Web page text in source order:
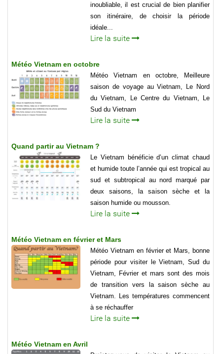
inoubliable, il est crucial de bien planifier
son itinéraire, de choisir la période
idéale...
Lire la suite
Météo Vietnam en octobre
Météo Vietnam en octobre, Meilleure
saison de voyage au Vietnam, Le Nord
du Vietnam, Le Centre du Vietnam, Le
Sud du Vietnam
Lire la suite
Quand partir au Vietnam ?
Le Vietnam bénéficie d’un climat chaud
et humide toute l’année qui est tropical au
sud et subtropical au nord marqué par
deux saisons, la saison sèche et la
saison humide ou mousson.
Lire la suite
Météo Vietnam en février et Mars
Météo Vietnam en février et Mars, bonne
période pour visiter le Vietnam, Sud du
Vietnam, Février et mars sont des mois
de transition vers la saison sèche au
Vietnam. Les températures commencent
à se réchauffer
Lire la suite
Météo Vietnam en Avril